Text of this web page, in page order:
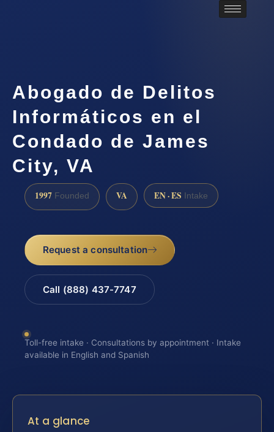
Abogado de Delitos
Informáticos en el
Condado de James
City, VA
1997 Founded VA EN · ES Intake
Request a consultation
Call (888) 437-7747
Toll-free intake · Consultations by appointment · Intake
available in English and Spanish
At a glance